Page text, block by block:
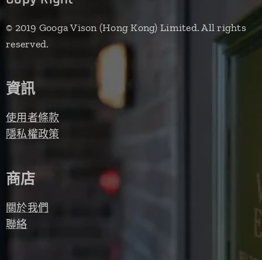
© 2019 Googa Vison (Hong Kong) Limited. All rights
reserved.
資訊
使用者條款
隱私權政策
商店
關於我們
聯絡